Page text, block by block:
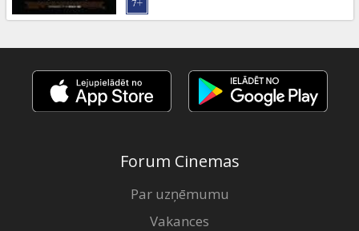
Forum Cinemas
Par uzņēmumu
Vakances